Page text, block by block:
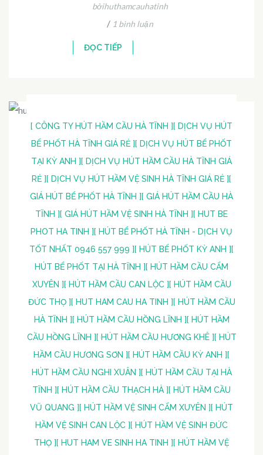
bởihuthamcauhatinh
/ 1 bình luận
ĐỌC TIẾP
[ CÔNG TY HÚT HẦM CẦU HÀ TĨNH ] [ DỊCH VỤ HÚT
BỂ PHỐT HÀ TĨNH GIÁ RẺ ] [ DỊCH VỤ HÚT BỂ PHỐT
TẠI KỲ ANH ] [ DỊCH VỤ HÚT HẦM CẦU HÀ TĨNH GIÁ
RẺ ] [ DỊCH VỤ HÚT HẦM VỆ SINH HÀ TĨNH GIÁ RẺ ] [
GIÁ HÚT BỂ PHỐT HÀ TĨNH ] [ GIÁ HÚT HẦM CẦU HÀ
TĨNH ] [ GIÁ HÚT HẦM VỆ SINH HÀ TĨNH ] [ HUT BE
PHOT HA TINH ] [ HÚT BỂ PHỐT HÀ TĨNH - DỊCH VỤ
TỐT NHẤT 0946 557 999 ] [ HÚT BỂ PHỐT KỲ ANH ] [
HÚT BỂ PHỐT TẠI HÀ TĨNH ] [ HÚT HẦM CẦU CẨM
XUYÊN ] [ HÚT HẦM CẦU CAN LỘC ] [ HÚT HẦM CẦU
ĐỨC THỌ ] [ HUT HAM CAU HA TINH ] [ HÚT HẦM CẦU
HÀ TĨNH ] [ HÚT HẦM CẦU HỒNG LĨNH ] [ HÚT HẦM
CẦU HỒNG LĨNH ] [ HÚT HẦM CẦU HƯƠNG KHÊ ] [ HÚT
HẦM CẦU HƯƠNG SƠN ] [ HÚT HẦM CẦU KỲ ANH ] [
HÚT HẦM CẦU NGHI XUÂN ] [ HÚT HẦM CẦU TẠI HÀ
TĨNH ] [ HÚT HẦM CẦU THẠCH HÀ ] [ HÚT HẦM CẦU
VŨ QUANG ] [ HÚT HẦM VỆ SINH CẨM XUYÊN ] [ HÚT
HẦM VỆ SINH CAN LỘC ] [ HÚT HẦM VỆ SINH ĐỨC
THỌ ] [ HUT HAM VE SINH HA TINH ] [ HÚT HẦM VỆ